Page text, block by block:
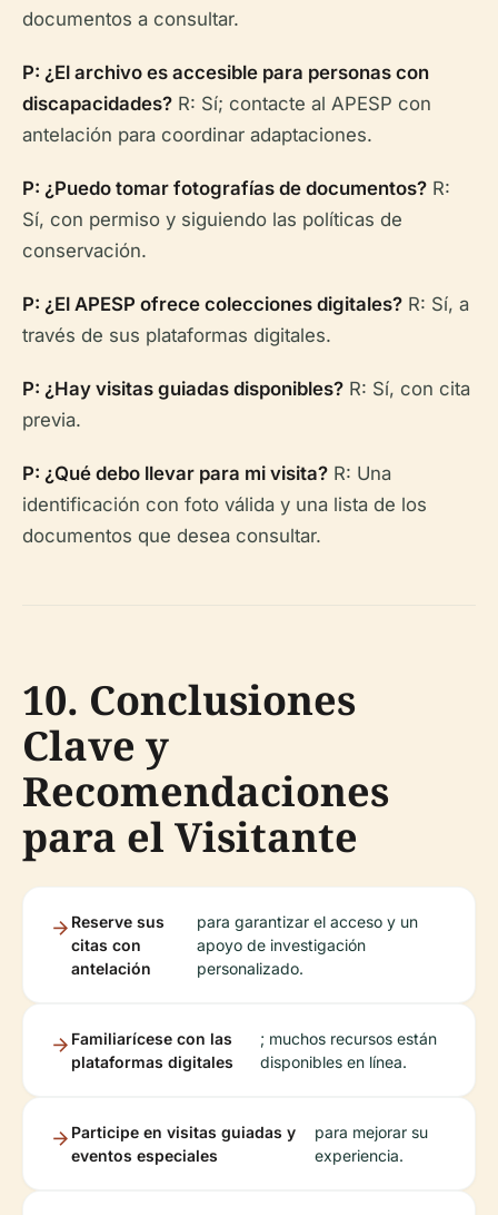
documentos a consultar.
P: ¿El archivo es accesible para personas con
discapacidades? R: Sí; contacte al APESP con
antelación para coordinar adaptaciones.
P: ¿Puedo tomar fotografías de documentos? R:
Sí, con permiso y siguiendo las políticas de
conservación.
P: ¿El APESP ofrece colecciones digitales? R: Sí, a
través de sus plataformas digitales.
P: ¿Hay visitas guiadas disponibles? R: Sí, con cita
previa.
P: ¿Qué debo llevar para mi visita? R: Una
identificación con foto válida y una lista de los
documentos que desea consultar.
10. Conclusiones
Clave y
Recomendaciones
para el Visitante
Reserve sus
citas con
antelación
para garantizar el acceso y un
apoyo de investigación
personalizado.
Familiarícese con las
plataformas digitales
; muchos recursos están
disponibles en línea.
Participe en visitas guiadas y
eventos especiales
para mejorar su
experiencia.